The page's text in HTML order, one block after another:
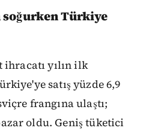
Türkiye
yılın ilk
satış yüzde 6,9
frangına ulaştı;
oldu. Geniş tüketici